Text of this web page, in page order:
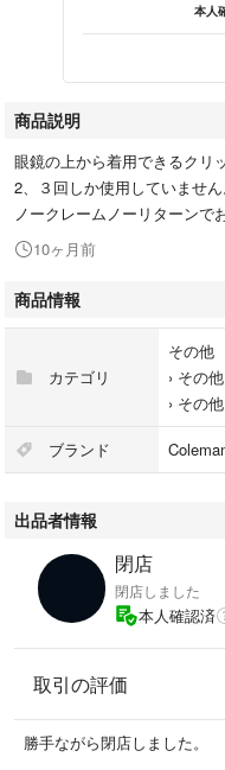
本人
商品説明
眼鏡の上から着用できるクリ
2、３回しか使用していません
ノークレームノーリターンで
10ヶ月前
商品情報
カテゴリ
その他
› その他
› その他
ブランド
出品者情報
閉店
閉店しました
本人確認済
取引の評価
勝手ながら閉店しました。